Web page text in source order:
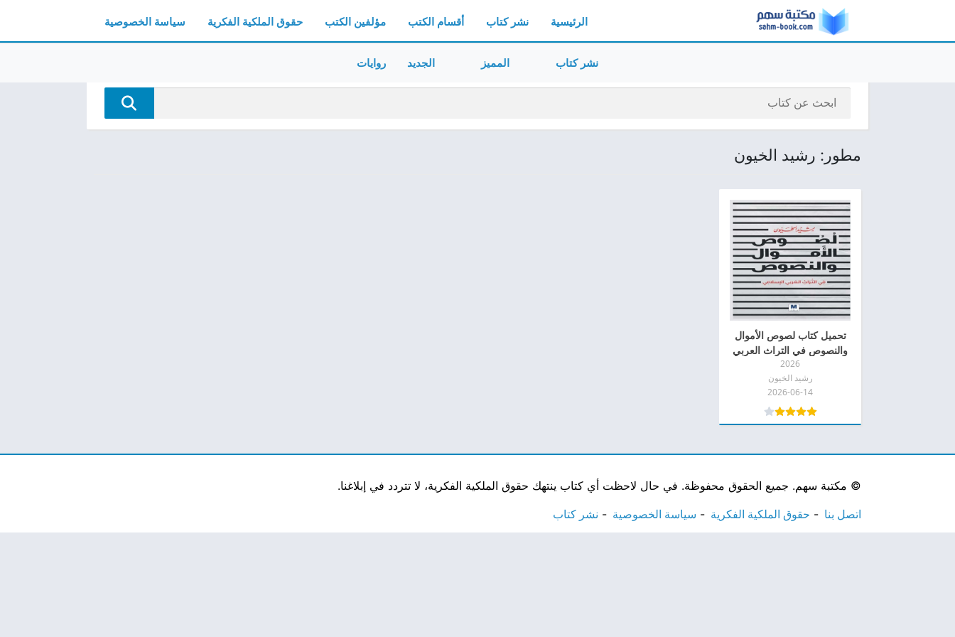
الرئيسية نشر كتاب أقسام الكتب مؤلفين الكتب حقوق الملكية الفكرية سياسة الخصوصية
نشر كتاب المميز الجديد روايات
مطور: رشيد الخيون
تحميل كتاب لصوص الأموال
والنصوص في التراث العربي
الإسلامي pdf
2026
رشيد الخيون
2026-06-14
© مكتبة سهم. جميع الحقوق محفوظة. في حال لاحظت أي كتاب ينتهك حقوق الملكية الفكرية، لا تتردد في إبلاغنا.
اتصل بنا حقوق الملكية الفكرية سياسة الخصوصية نشر كتاب